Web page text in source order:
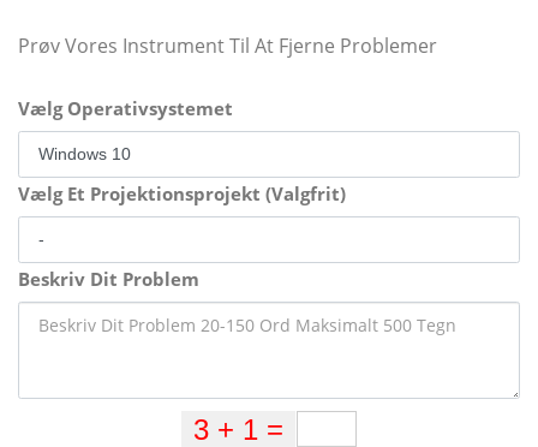
Prøv Vores Instrument Til At Fjerne Problemer
Vælg Operativsystemet
Vælg Et Projektionsprojekt (Valgfrit)
Beskriv Dit Problem